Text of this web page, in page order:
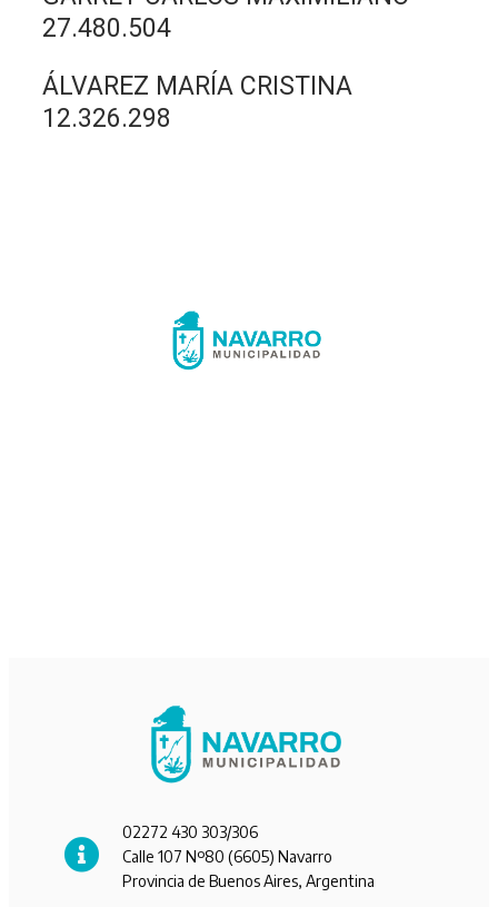
27.480.504
ÁLVAREZ MARÍA CRISTINA
12.326.298
02272 430 303/306
Calle 107 Nº80 (6605) Navarro
Provincia de Buenos Aires, Argentina